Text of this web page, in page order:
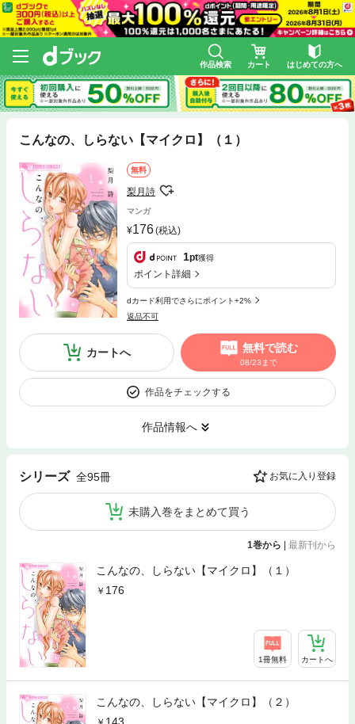
作品検索 カート はじめての方へ
こんなの、しらない【マイクロ】（１）
無料
梨月詩
マンガ
176(税込)
1pt獲得
ポイント詳細
dカード利用でさらにポイント+2%
返品不可
カートへ 無料で読む
08/23まで
作品をチェックする
作品情報へ
シリーズ 全95冊 お気に入り登録
未購入巻をまとめて買う
1巻から 最新刊から
こんなの、しらない【マイクロ】（１）
176
1冊無料 カートへ
こんなの、しらない【マイクロ】（２）